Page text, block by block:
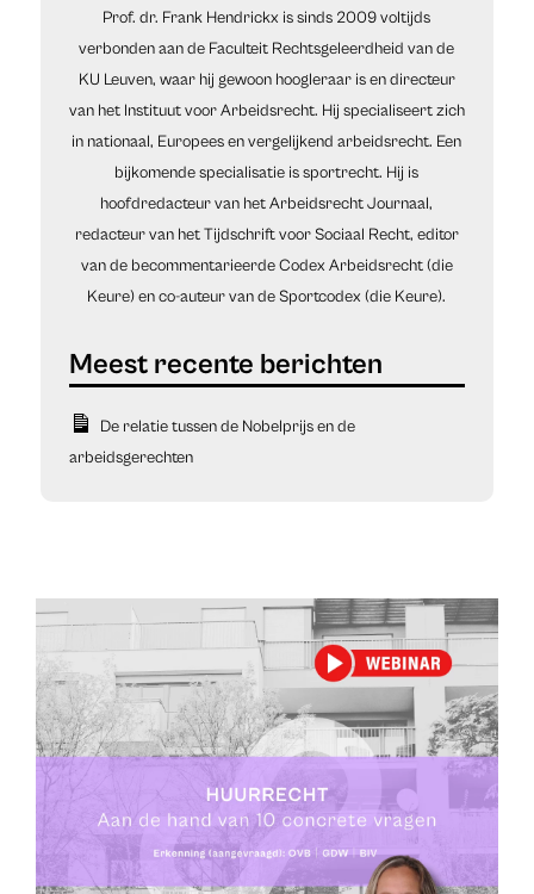
Prof. dr. Frank Hendrickx is sinds 2009 voltijds
verbonden aan de Faculteit Rechtsgeleerdheid van de
KU Leuven, waar hij gewoon hoogleraar is en directeur
van het Instituut voor Arbeidsrecht. Hij specialiseert zich
in nationaal, Europees en vergelijkend arbeidsrecht. Een
bijkomende specialisatie is sportrecht. Hij is
hoofdredacteur van het Arbeidsrecht Journaal,
redacteur van het Tijdschrift voor Sociaal Recht, editor
van de becommentarieerde Codex Arbeidsrecht (die
Keure) en co-auteur van de Sportcodex (die Keure).
De relatie tussen de Nobelprijs en de
arbeidsgerechten